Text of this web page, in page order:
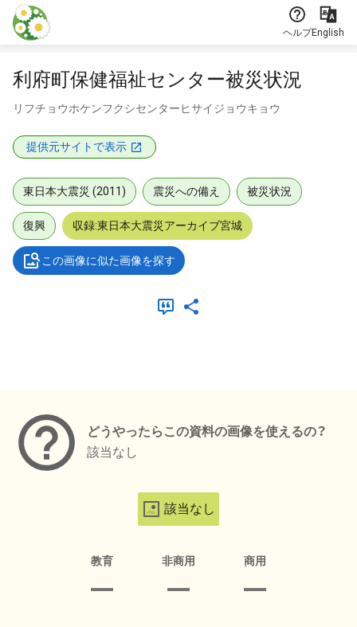
本文に飛ぶ
ヘルプEnglish
利府町保健福祉センター被災状況
リフチョウホケンフクシセンターヒサイジョウキョウ
提供元サイトで表示
東日本大震災 (2011) 震災への備え 被災状況
復興 収録:東日本大震災アーカイブ宮城
この画像に似た画像を探す
どうやったらこの資料の画像を使えるの？
該当なし
該当なし
教育 非商用 商用